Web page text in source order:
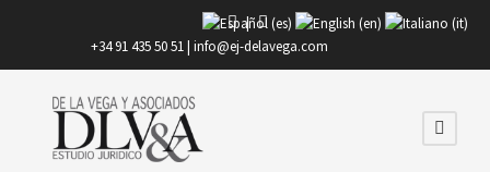
|
+34 91 435 50 51 | info@ej-delavega.com